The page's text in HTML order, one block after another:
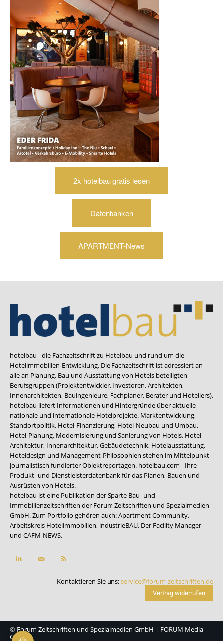
2x hotelbau gratis lesen
Datenbanken
APARTMENT-News
hotelbau - die Fachzeitschrift zu Hotelbau und rund um die
Hotelimmobilien-Entwicklung. Die Fachzeitschrift ist adressiert an
alle an Planung, Bau und Ausstattung von Hotels beteiligten
Berufsgruppen (Projektentwickler, Investoren, Architekten,
Innenarchitekten, Bauingenieure, Fachplaner, Berater und Hoteliers).
hotelbau liefert Informationen und Hintergründe über aktuelle
nationale und internationale Hotelprojekte. Marktentwicklung,
Standortpolitik, Hotel-Finanzierung, Hotel-Neubau und Umbau,
Hotel-Planung, Modernisierung und Sanierung von Hotels, Hotel-
Architektur, Innenarchitektur, Gebäudetechnik, Hotelausstattung,
Hoteldesign und Management-Philosophien stehen im Mittelpunkt
journalistisch fundierter Objektreportagen. hotelbau.com - Ihre
Produkt- und Dienstleisterdatenbank für das Planen, Bauen und
Ausrüsten von Hotels.
hotelbau ist eine Publikation der Sparte Bau- und
Immobilienzeitschriften der Forum Zeitschriften und Spezialmedien
GmbH. Zum Portfolio gehören auch:Apartment Community,
Arbeitskreis Hotelimmobilien, industrieBAU, Der Facility Manager
und CAFM-NEWS.
Kontaktieren Sie uns:service@forum-zeitschriften.de
Vertrag widerrufen
© Forum Zeitschriften und Spezialmedien GmbH | FORUM Media
Group